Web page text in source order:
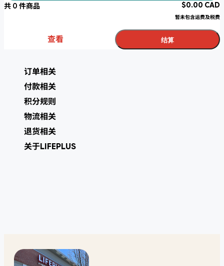
共 0 件商品 $0.00 CAD
暂未包含运费及税费
查看 结算
订单相关
付款相关
积分规则
物流相关
退货相关
关于LIFEPLUS